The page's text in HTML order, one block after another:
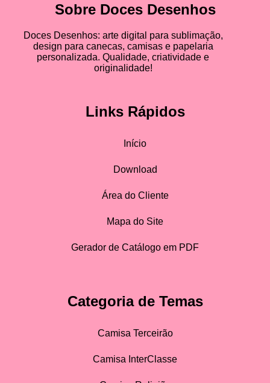
Sobre Doces Desenhos
Doces Desenhos: arte digital para sublimação,
design para canecas, camisas e papelaria
personalizada. Qualidade, criatividade e
originalidade!
Links Rápidos
Início
Download
Área do Cliente
Mapa do Site
Gerador de Catálogo em PDF
Categoria de Temas
Camisa Terceirão
Camisa InterClasse